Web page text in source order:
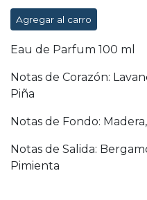
Agregar al carro
Eau de Parfum 100 ml
Notas de Corazón:
Piña
Notas de Fondo:
Notas de Salida:
Pimienta